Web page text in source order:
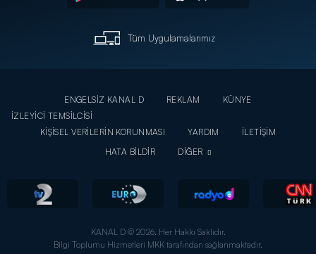
Tüm Uygulamalarımız
ENGELSİZ KANAL D REKLAM
KÜNYE
İZLEYİCİ TEMSİLCİSİ
KİŞİSEL VERİLERİN KORUNMASI
YARDIM
İLETİŞİM
HATA BİLDİR
DİĞER
KANAL D © 2026. Her Hakkı Saklıdır.
Bilgi Toplumu Hizmetleri MKK tarafından sağlanmaktadır.